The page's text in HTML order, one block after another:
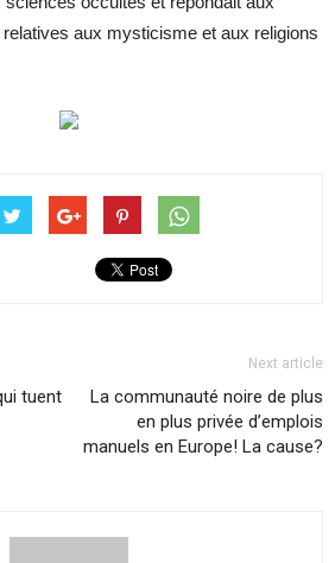
aux mysticisme et aux religions
tuent
Next article
La communauté noire de plus
en plus privée d’emplois
manuels en Europe! La cause?